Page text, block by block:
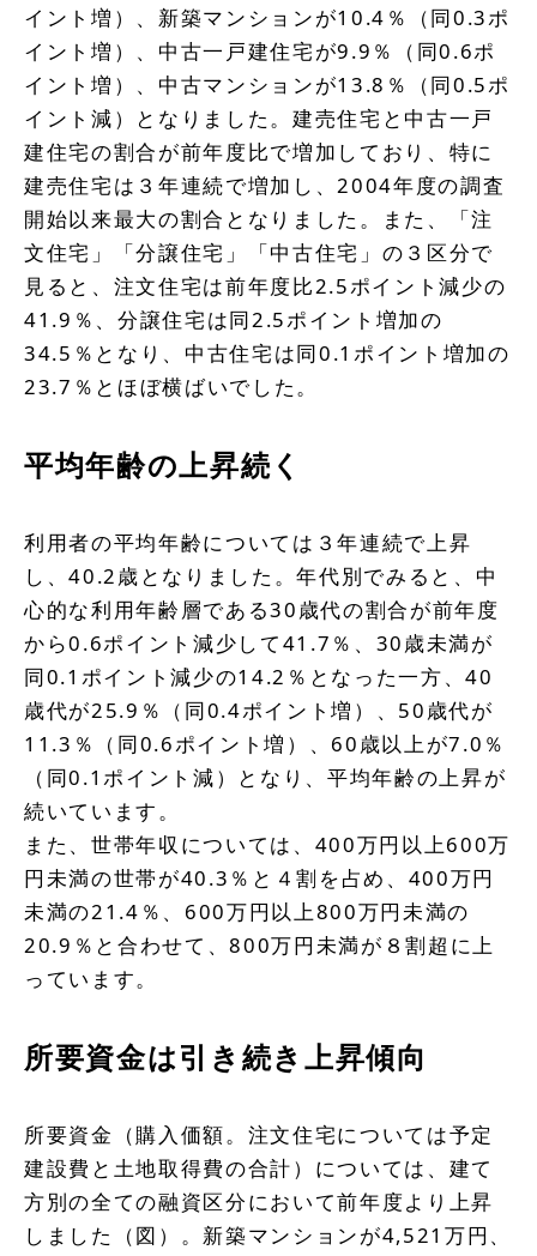
イント増）、新築マンションが10.4％（同0.3ポ
イント増）、中古一戸建住宅が9.9％（同0.6ポ
イント増）、中古マンションが13.8％（同0.5ポ
イント減）となりました。建売住宅と中古一戸
建住宅の割合が前年度比で増加しており、特に
建売住宅は３年連続で増加し、2004年度の調査
開始以来最大の割合となりました。また、「注
文住宅」「分譲住宅」「中古住宅」の３区分で
見ると、注文住宅は前年度比2.5ポイント減少の
41.9％、分譲住宅は同2.5ポイント増加の
34.5％となり、中古住宅は同0.1ポイント増加の
23.7％とほぼ横ばいでした。
平均年齢の上昇続く
利用者の平均年齢については３年連続で上昇
し、40.2歳となりました。年代別でみると、中
心的な利用年齢層である30歳代の割合が前年度
から0.6ポイント減少して41.7％、30歳未満が
同0.1ポイント減少の14.2％となった一方、40
歳代が25.9％（同0.4ポイント増）、50歳代が
11.3％（同0.6ポイント増）、60歳以上が7.0％
（同0.1ポイント減）となり、平均年齢の上昇が
続いています。
また、世帯年収については、400万円以上600万
円未満の世帯が40.3％と４割を占め、400万円
未満の21.4％、600万円以上800万円未満の
20.9％と合わせて、800万円未満が８割超に上
っています。
所要資金は引き続き上昇傾向
所要資金（購入価額。注文住宅については予定
建設費と土地取得費の合計）については、建て
方別の全ての融資区分において前年度より上昇
しました（図）。新築マンションが4,521万円、